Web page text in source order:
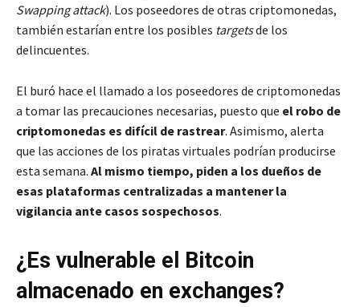
Swapping attack). Los poseedores de otras criptomonedas,
también estarían entre los posibles targetsde los
delincuentes.
El buró hace el llamado a los poseedores de criptomonedas
a tomar las precauciones necesarias, puesto que el robo de
criptomonedas es difícil de rastrear. Asimismo, alerta
que las acciones de los piratas virtuales podrían producirse
esta semana. Al mismo tiempo, piden a los dueños de
esas plataformas centralizadas a mantener la
vigilancia ante casos sospechosos.
¿Es vulnerable el Bitcoin
almacenado en exchanges?